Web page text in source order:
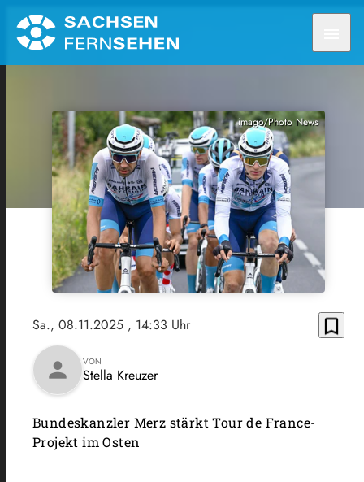
imago/Photo News
Sa., 08.11.2025 , 14:33 Uhr bookmark_border
person VON
Stella Kreuzer
Bundeskanzler Merz stärkt Tour de France-
Projekt im Osten